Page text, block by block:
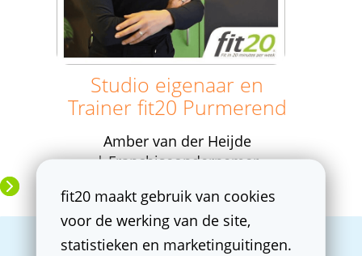
fit20 maakt gebruik van cookies
voor de werking van de site,
statistieken en marketinguitingen.
Studio eigenaar en
Trainer fit20 Purmerend
Amber van der Heijde
| Franchiseondernemer